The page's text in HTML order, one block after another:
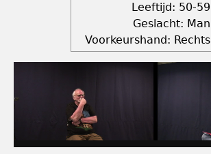
Leeftijd: 50-59
Geslacht: Man
Voorkeurshand: Rechts